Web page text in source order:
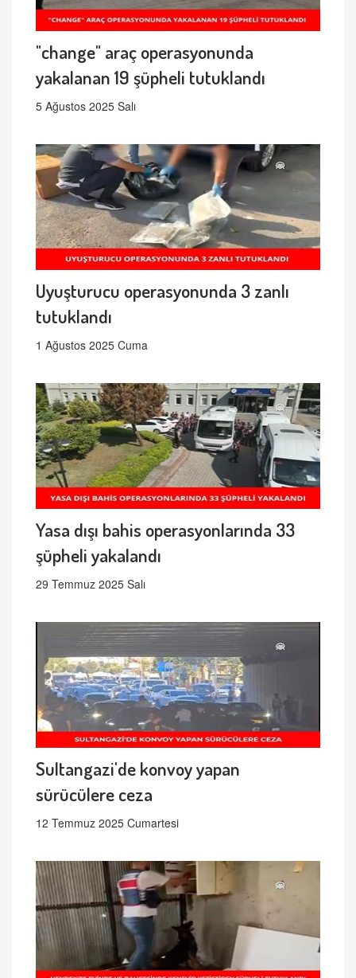
"change" araç operasyonunda
yakalanan 19 şüpheli tutuklandı
5 Ağustos 2025 Salı
Uyuşturucu operasyonunda 3 zanlı
tutuklandı
1 Ağustos 2025 Cuma
Yasa dışı bahis operasyonlarında 33
şüpheli yakalandı
29 Temmuz 2025 Salı
Sultangazi'de konvoy yapan
sürücülere ceza
12 Temmuz 2025 Cumartesi